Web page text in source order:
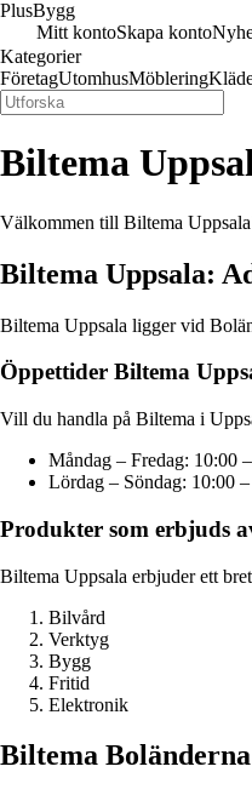
PlusBygg
Mitt kontoSkapa konto
Kategorier
FöretagUtomhusMöblering
Biltema
Välkommen till Biltema
Biltema Uppsala:
Biltema Uppsala ligger vid
Öppettider Biltema
Vill du handla på Biltema i
Måndag – Fredag: 10:00
Lördag – Söndag: 10:00
Produkter som erbjuds
Biltema Uppsala erbjuder ett
Bilvård
Verktyg
Bygg
Fritid
Elektronik
Biltema